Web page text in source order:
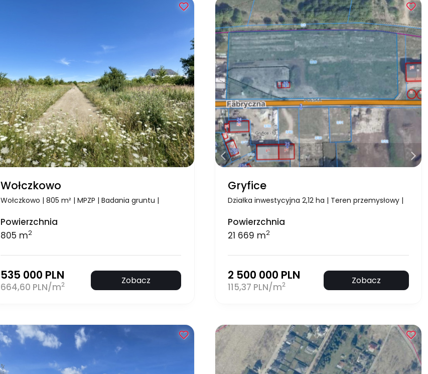
Wołczkowo
Wołczkowo | 805 m² | MPZP | Badania gruntu |
Powierzchnia
805 m2
535 000 PLN
664,60 PLN/m2 Zobacz
Gryfice
Działka inwestycyjna 2,12 ha | Teren przemysłowy |
Powierzchnia
21 669 m2
2 500 000 PLN
115,37 PLN/m2 Zobacz